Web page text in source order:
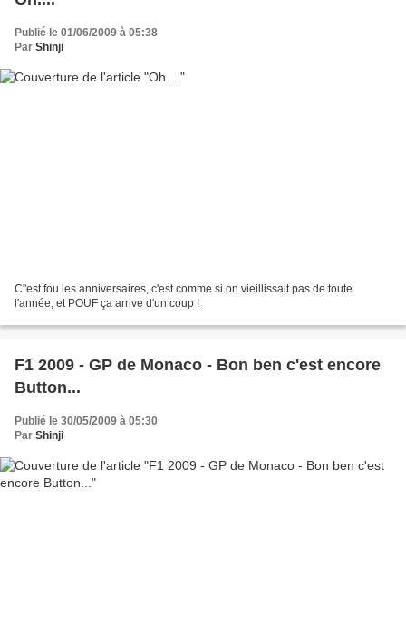
Publié le 01/06/2009 à 05:38
Par Shinji
C''est fou les anniversaires, c'est comme si on vieillissait pas de toute
l'année, et POUF ça arrive d'un coup !
F1 2009 - GP de Monaco - Bon ben c'est encore
Button...
Publié le 30/05/2009 à 05:30
Par Shinji